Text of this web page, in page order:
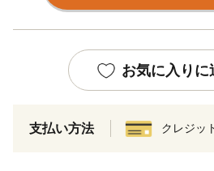
お気に入りに
支払い方法 クレジッ